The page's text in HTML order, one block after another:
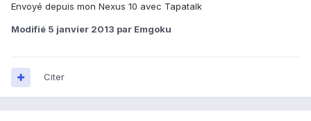
Envoyé depuis mon Nexus 10 avec Tapatalk
Modifié 5 janvier 2013 par Emgoku
Citer